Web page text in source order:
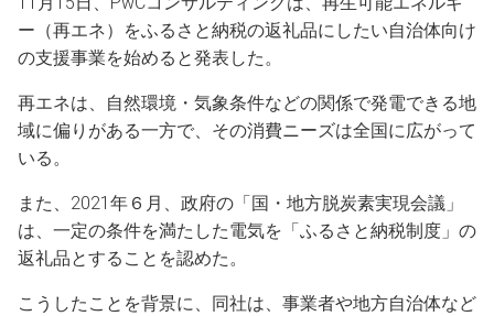
ー（再エネ）をふるさと納税の返礼品にしたい自治体向け
の支援事業を始めると発表した。
再エネは、自然環境・気象条件などの関係で発電できる地
域に偏りがある一方で、その消費ニーズは全国に広がって
いる。
また、2021年６月、政府の「国・地方脱炭素実現会議」
は、一定の条件を満たした電気を「ふるさと納税制度」の
返礼品とすることを認めた。
こうしたことを背景に、同社は、事業者や地方自治体など